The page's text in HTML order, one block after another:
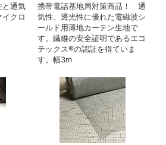
と通気
クロ
携帯電話基地局対策商品！ 通
気性、透光性に優れた電磁波シ
ールド用薄地カーテン生地で
す。繊維の安全証明であるエコ
テックス®の認証を得ていま
す。幅3m